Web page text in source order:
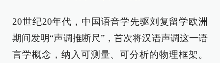
20世纪20年代，中国语音学先驱刘复留学欧洲
期间发明“声调推断尺”，首次将汉语声调这一语
言学概念，纳入可测量、可分析的物理框架。